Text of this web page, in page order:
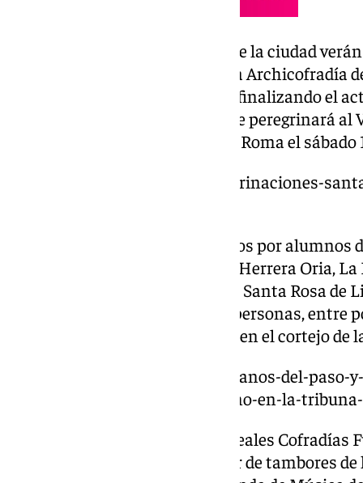
Las calles del centro histórico de la ciudad
procesión hasta la Basílica de la Archicofradía
el cortejo sobre las 19.30 horas, finalizando el
Esperanza, imagen mariana que peregrinará al
procesionando por las calles de Roma el
https://www.101tv.es/las-peregrinaciones-
Doce tronos serán procesionados por alumnos
capital: Padre Jacobo, Cardenal Herrera Oria,
Divina Pastora, Divino Maestro, Santa Rosa de
San Patricio. Sobre unas 1.000 personas,
bandas de música participaran en el cortejo de
https://www.101tv.es/los-hermanos-del-paso-
segunda-bendicion-del-nazareno-en-la-
La Agrupación Musical de las Reales Cofradías
de Rincón de la Victoria, el taller de tambores